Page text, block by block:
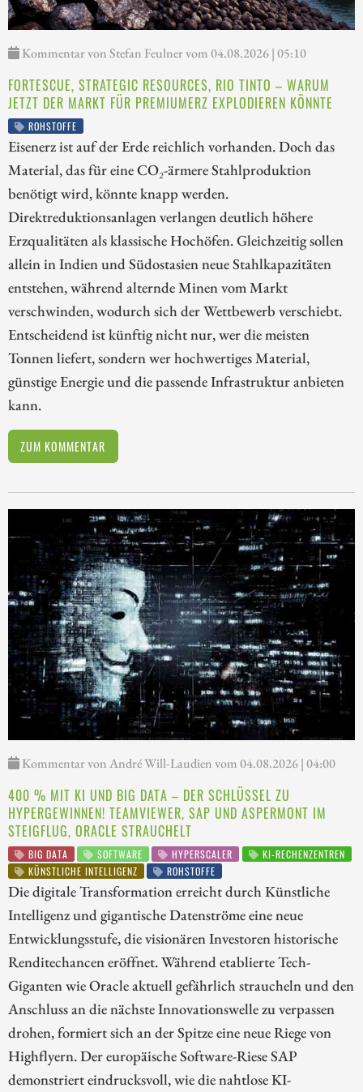
Kommentar von Stefan Feulner vom 04.08.2026 | 05:10
FORTESCUE, STRATEGIC RESOURCES, RIO TINTO – WARUM
JETZT DER MARKT FÜR PREMIUMERZ EXPLODIEREN KÖNNTE
ROHSTOFFE
Eisenerz ist auf der Erde reichlich vorhanden. Doch das
Material, das für eine CO₂-ärmere Stahlproduktion
benötigt wird, könnte knapp werden.
Direktreduktionsanlagen verlangen deutlich höhere
Erzqualitäten als klassische Hochöfen. Gleichzeitig sollen
allein in Indien und Südostasien neue Stahlkapazitäten
entstehen, während alternde Minen vom Markt
verschwinden, wodurch sich der Wettbewerb verschiebt.
Entscheidend ist künftig nicht nur, wer die meisten
Tonnen liefert, sondern wer hochwertiges Material,
günstige Energie und die passende Infrastruktur anbieten
kann.
ZUM KOMMENTAR
Kommentar von André Will-Laudien vom 04.08.2026 | 04:00
400 % MIT KI UND BIG DATA – DER SCHLÜSSEL ZU
HYPERGEWINNEN! TEAMVIEWER, SAP UND ASPERMONT IM
STEIGFLUG, ORACLE STRAUCHELT
BIG DATA SOFTWARE HYPERSCALER
KI-RECHENZENTREN
KÜNSTLICHE INTELLIGENZ
ROHSTOFFE
Die digitale Transformation erreicht durch Künstliche
Intelligenz und gigantische Datenströme eine neue
Entwicklungsstufe, die visionären Investoren historische
Renditechancen eröffnet. Während etablierte Tech-
Giganten wie Oracle aktuell gefährlich straucheln und den
Anschluss an die nächste Innovationswelle zu verpassen
drohen, formiert sich an der Spitze eine neue Riege von
Highflyern. Der europäische Software-Riese SAP
demonstriert eindrucksvoll, wie die nahtlose KI-